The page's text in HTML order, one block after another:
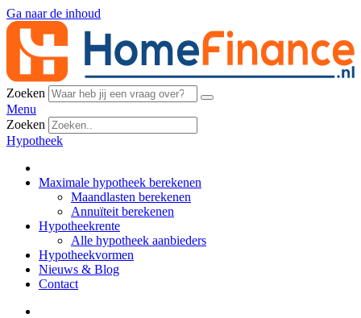
Ga naar de inhoud
Zoeken
Menu
Zoeken
Hypotheek
Maximale hypotheek berekenen
Maandlasten berekenen
Annuïteit berekenen
Hypotheekrente
Alle hypotheek aanbieders
Hypotheekvormen
Nieuws & Blog
Contact